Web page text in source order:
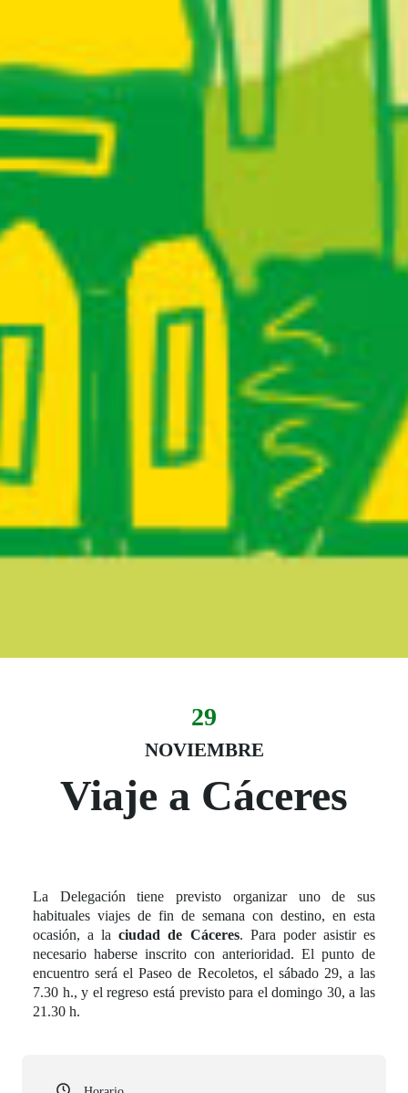
Fecha del evento
29
NOVIEMBRE
29 noviembre
Viaje a Cáceres
La Delegación tiene previsto organizar uno de sus
habituales viajes de fin de semana con destino, en esta
ocasión, a laciudad de Cáceres. Para poder asistir es
necesario haberse inscrito con anterioridad. El punto de
encuentro será el Paseo de Recoletos, el sábado 29, a las
7.30 h., y el regreso está previsto para el domingo 30, a las
21.30 h.